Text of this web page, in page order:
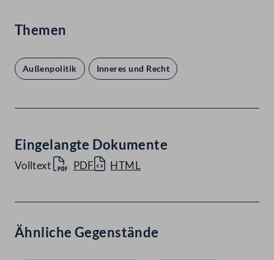
Themen
Außenpolitik Inneres und Recht
Eingelangte Dokumente
Volltext PDF HTML
Ähnliche Gegenstände